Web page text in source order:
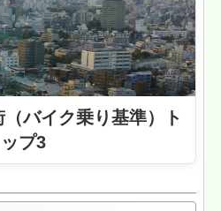
バイク乗り基準）ト
ップ3